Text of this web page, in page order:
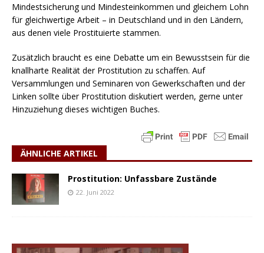
Mindestsicherung und Mindesteinkommen und gleichem Lohn
für gleichwertige Arbeit – in Deutschland und in den Ländern,
aus denen viele Prostituierte stammen.
Zusätzlich braucht es eine Debatte um ein Bewusstsein für die
knallharte Realität der Prostitution zu schaffen. Auf
Versammlungen und Seminaren von Gewerkschaften und der
Linken sollte über Prostitution diskutiert werden, gerne unter
Hinzuziehung dieses wichtigen Buches.
ÄHNLICHE ARTIKEL
Prostitution: Unfassbare Zustände
22. Juni 2022